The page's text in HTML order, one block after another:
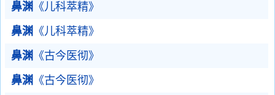
鼻渊 《儿科萃精》
鼻渊 《儿科萃精》
鼻渊 《古今医彻》
鼻渊 《古今医彻》